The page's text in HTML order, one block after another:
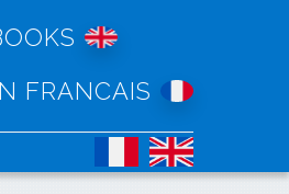
FRANCAIS